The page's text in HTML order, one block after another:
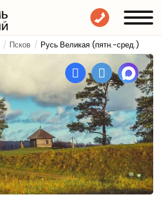
Псков Русь Великая (пятн.-сред.)